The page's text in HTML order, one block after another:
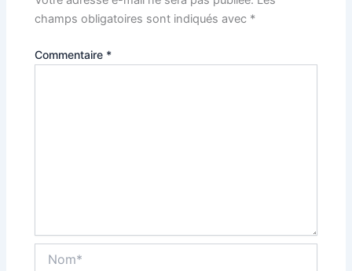
champs obligatoires sont indiqués avec *
Commentaire *